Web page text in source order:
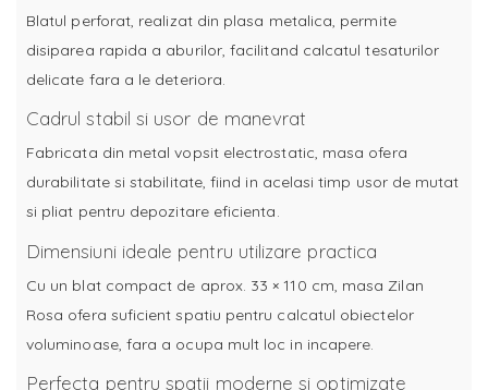
Blatul perforat, realizat din plasa metalica, permite
disiparea rapida a aburilor, facilitand calcatul tesaturilor
delicate fara a le deteriora.
Cadrul stabil si usor de manevrat
Fabricata din metal vopsit electrostatic, masa ofera
durabilitate si stabilitate, fiind in acelasi timp usor de mutat
si pliat pentru depozitare eficienta.
Dimensiuni ideale pentru utilizare practica
Cu un blat compact de aprox. 33 × 110 cm, masa Zilan
Rosa ofera suficient spatiu pentru calcatul obiectelor
voluminoase, fara a ocupa mult loc in incapere.
Perfecta pentru spatii moderne si optimizate